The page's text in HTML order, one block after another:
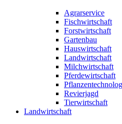
Agrarservice
Fischwirtschaft
Forstwirtschaft
Gartenbau
Hauswirtschaft
Landwirtschaft
Milchwirtschaft
Pferdewirtschaft
Revierjagd
Tierwirtschaft
Landwirtschaft